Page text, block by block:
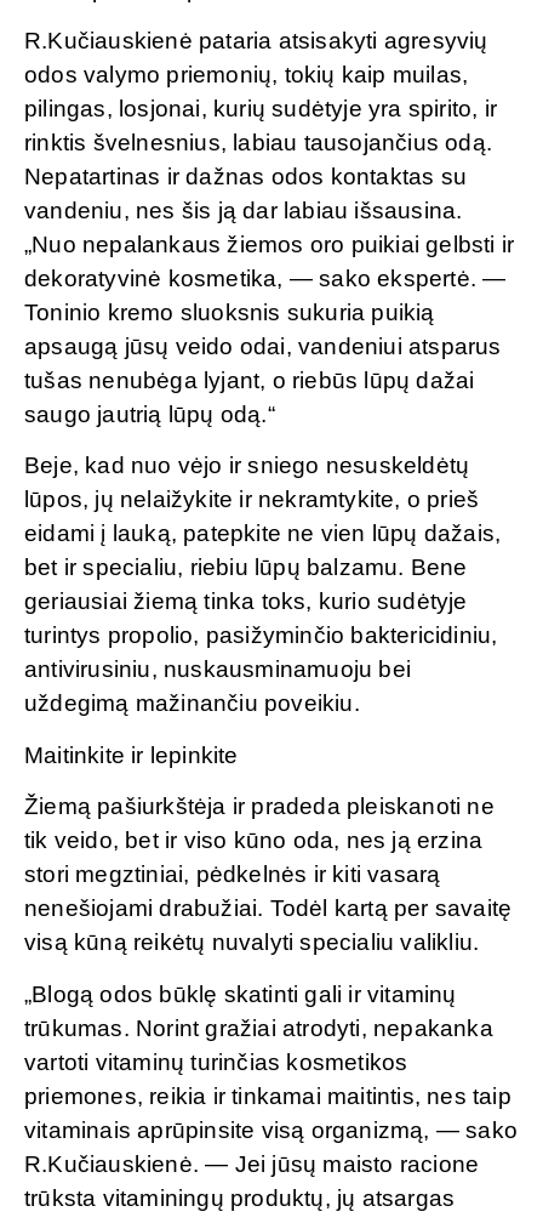
R.Kučiauskienė pataria atsisakyti agresyvių
odos valymo priemonių, tokių kaip muilas,
pilingas, losjonai, kurių sudėtyje yra spirito, ir
rinktis švelnesnius, labiau tausojančius odą.
Nepatartinas ir dažnas odos kontaktas su
vandeniu, nes šis ją dar labiau išsausina.
„Nuo nepalankaus žiemos oro puikiai gelbsti ir
dekoratyvinė kosmetika, — sako ekspertė. —
Toninio kremo sluoksnis sukuria puikią
apsaugą jūsų veido odai, vandeniui atsparus
tušas nenubėga lyjant, o riebūs lūpų dažai
saugo jautrią lūpų odą.“
Beje, kad nuo vėjo ir sniego nesuskeldėtų
lūpos, jų nelaižykite ir nekramtykite, o prieš
eidami į lauką, patepkite ne vien lūpų dažais,
bet ir specialiu, riebiu lūpų balzamu. Bene
geriausiai žiemą tinka toks, kurio sudėtyje
turintys propolio, pasižyminčio baktericidiniu,
antivirusiniu, nuskausminamuoju bei
uždegimą mažinančiu poveikiu.
Maitinkite ir lepinkite
Žiemą pašiurkštėja ir pradeda pleiskanoti ne
tik veido, bet ir viso kūno oda, nes ją erzina
stori megztiniai, pėdkelnės ir kiti vasarą
nenešiojami drabužiai. Todėl kartą per savaitę
visą kūną reikėtų nuvalyti specialiu valikliu.
„Blogą odos būklę skatinti gali ir vitaminų
trūkumas. Norint gražiai atrodyti, nepakanka
vartoti vitaminų turinčias kosmetikos
priemones, reikia ir tinkamai maitintis, nes taip
vitaminais aprūpinsite visą organizmą, — sako
R.Kučiauskienė. — Jei jūsų maisto racione
trūksta vitaminingų produktų, jų atsargas